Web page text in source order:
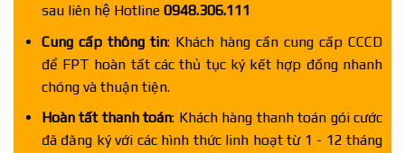
sau liên hệ Hotline 0948.306.111
Cung cấp thông tin: Khách hàng cần cung cấp CCCD
để FPT hoàn tất các thủ tục ký kết hợp đồng nhanh
chóng và thuận tiện.
Hoàn tất thanh toán: Khách hàng thanh toán gói cước
đã đăng ký với các hình thức linh hoạt từ 1 - 12 tháng